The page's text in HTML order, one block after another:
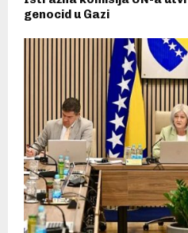
genocid u Gazi